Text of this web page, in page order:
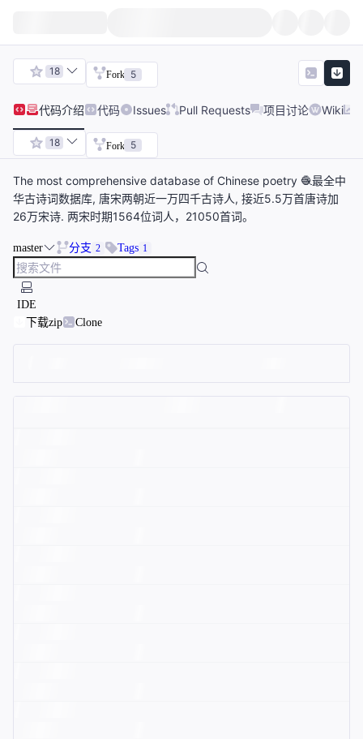
18 Fork 5
代码介绍 代码 Issues Pull Requests 项目讨论 Wiki
18 Fork 5
The most comprehensive database of Chinese poetry 🧶最全中
华古诗词数据库, 唐宋两朝近一万四千古诗人, 接近5.5万首唐诗加
26万宋诗. 两宋时期1564位词人，21050首词。
master 分支 2 Tags 1
IDE
下载zip
Clone